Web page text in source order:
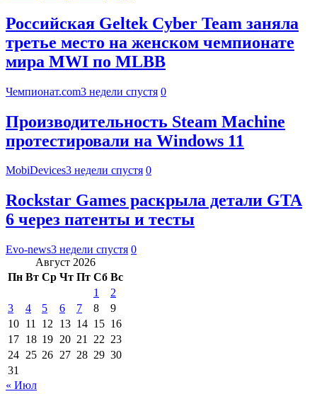
Российская Geltek Cyber Team заняла
третье место на женском чемпионате
мира MWI по MLBB
Чемпионат.com3 недели спустя 0
Производительность Steam Machine
протестировали на Windows 11
MobiDevices3 недели спустя 0
Rockstar Games раскрыла детали GTA
6 через патенты и тесты
Evo-news3 недели спустя 0
Август 2026
Пн Вт Ср Чт Пт Сб Вс
1
2
3
4 5 6 7 8
9
10 11 12 13 14 15 16
17 18 19 20 21 22 23
24 25 26 27 28 29 30
31
« Июл